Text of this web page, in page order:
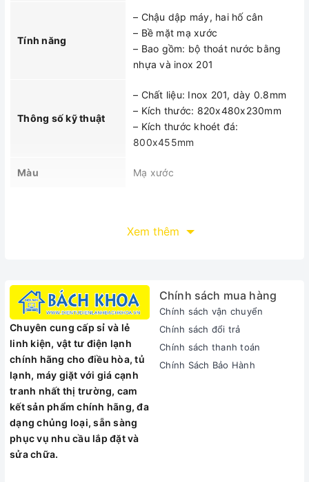
Tính năng
– Chậu dập máy, hai hố cân
– Bề mặt mạ xước
– Bao gồm: bộ thoát nước bằng
nhựa và inox 201
Thông số kỹ thuật
– Chất liệu: Inox 201, dày 0.8mm
– Kích thước: 820x480x230mm
– Kích thước khoét đá:
800x455mm
Màu Mạ xước
Xem thêm
Chuyên cung cấp sỉ và lẻ
linh kiện, vật tư điện lạnh
chính hãng cho điều hòa, tủ
lạnh, máy giặt với giá cạnh
tranh nhất thị trường, cam
kết sản phẩm chính hãng, đa
dạng chủng loại, sẵn sàng
phục vụ nhu cầu lắp đặt và
sửa chữa.
Chính sách mua hàng
Chính sách vận chuyển
Chính sách đổi trả
Chính sách thanh toán
Chính Sách Bảo Hành